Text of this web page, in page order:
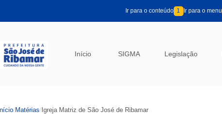
Ir para o conteúdo 1 Ir para o menu
Início SIGMA Legislação
Início Matérias Igreja Matriz de São José de Ribamar